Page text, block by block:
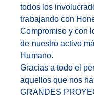
todos los
trabajando con
Compromiso y con
de nuestro activo
Humano.
Gracias a todo el
aquellos que nos
GRANDES